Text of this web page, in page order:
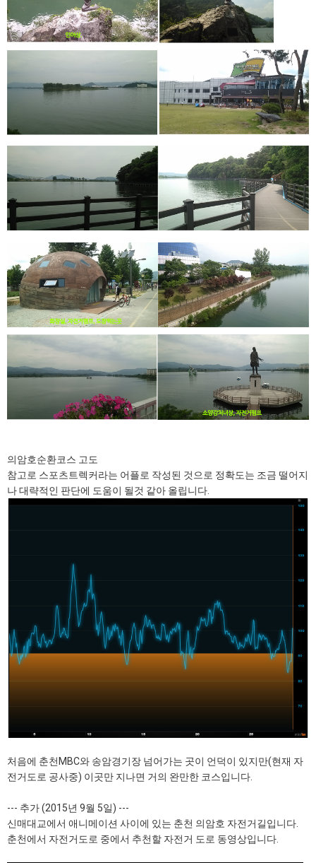
의암호순환코스 고도
참고로 스포츠트렉커라는 어플로 작성된 것으로 정확도는 조금 떨어지
나 대략적인 판단에 도움이 될것 같아 올립니다.
처음에 춘천MBC와 송암경기장 넘어가는 곳이 언덕이 있지만(현재 자
전거도로 공사중) 이곳만 지나면 거의 완만한 코스입니다.
--- 추가 (2015년 9월 5일) ---
신매대교에서 애니메이션 사이에 있는 춘천 의암호 자전거길입니다.
춘천에서 자전거도로 중에서 추천할 자전거 도로 동영상입니다.